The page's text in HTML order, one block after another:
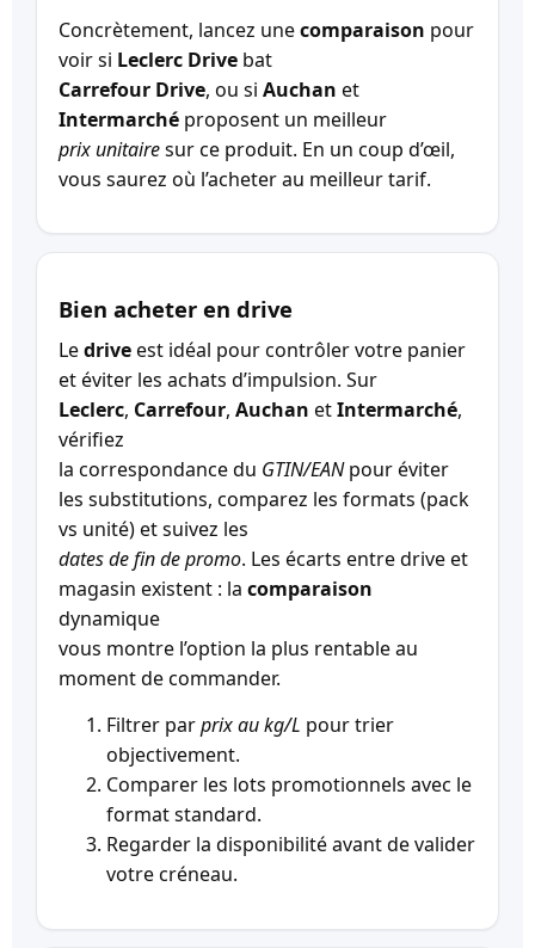
Concrètement, lancez unecomparaison pour
voir si Leclerc Drive bat
Carrefour Drive, ou si Auchan et
Intermarché proposent un meilleur
prix unitairesur ce produit. En un coup d’œil,
vous saurez où l’acheter au meilleur tarif.
Bien acheter en drive
Ledriveest idéal pour contrôler votre panier
et éviter les achats d’impulsion. Sur
Leclerc, Carrefour, Auchan etIntermarché,
vérifiez
la correspondance du GTIN/EANpour éviter
les substitutions, comparez les formats (pack
vs unité) et suivez les
dates de fin de promo. Les écarts entre drive et
magasin existent : la comparaison
dynamique
vous montre l’option la plus rentable au
moment de commander.
Filtrer parprix au kg/L pour trier
objectivement.
Comparer les lots promotionnels avec le
format standard.
Regarder la disponibilité avant de valider
votre créneau.